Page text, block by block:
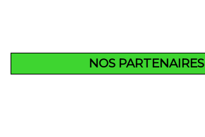
NOS PARTENAIRES